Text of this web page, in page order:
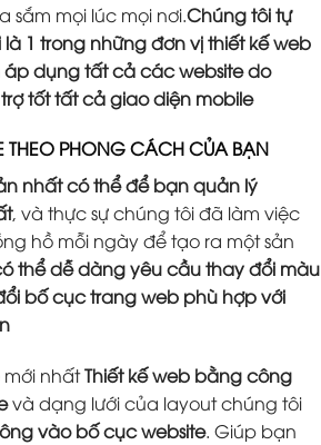
sắm mọi lúc mọi nơi.Chúng tôi tự
1 trong những đơn vị thiết kế web
áp dụng tất cả các website do
tốt tất cả giao diện mobile
THEO PHONG CÁCH CỦA BẠN
nhất có thể để bạn quản lý
, và thực sự chúng tôi đã làm việc
hồ mỗi ngày để tạo ra một sản
thể dễ dàng yêu cầu thay đổi màu
bố cục trang web phù hợp với
nhấtThiết kế web bằng công
và dạng lưới của layout chúng tôi
vào bố cục website. Giúp bạn